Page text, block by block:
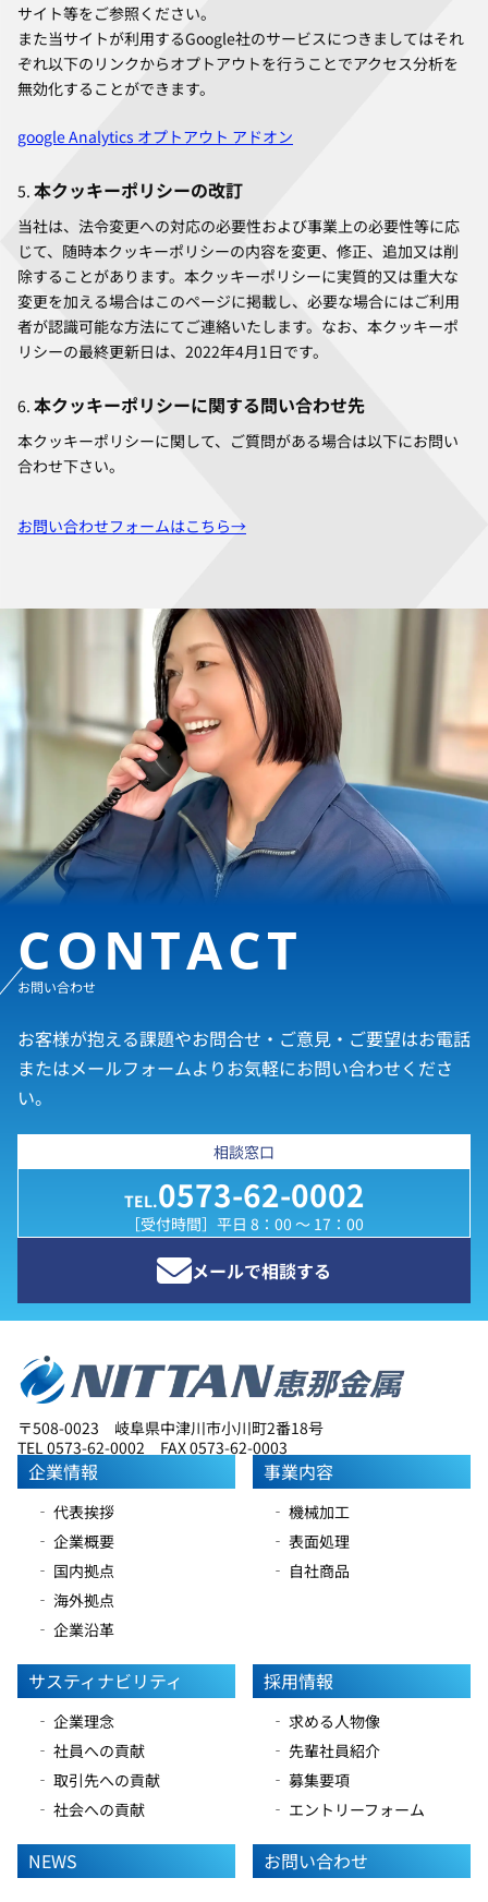
サイト等をご参照ください。
また当サイトが利用するGoogle社のサービスにつきましてはそれ
ぞれ以下のリンクからオプトアウトを行うことでアクセス分析を
無効化することができます。
google Analytics オプトアウト アドオン
本クッキーポリシーの改訂
当社は、法令変更への対応の必要性および事業上の必要性等に応
じて、随時本クッキーポリシーの内容を変更、修正、追加又は削
除することがあります。本クッキーポリシーに実質的又は重大な
変更を加える場合はこのページに掲載し、必要な場合にはご利用
者が認識可能な方法にてご連絡いたします。なお、本クッキーポ
リシーの最終更新日は、2022年4月1日です。
本クッキーポリシーに関する問い合わせ先
本クッキーポリシーに関して、ご質問がある場合は以下にお問い
合わせ下さい。
お問い合わせフォームはこちら→
CONTACT
お問い合わせ
お客様が抱える課題やお問合せ・ご意見・ご要望はお電話
またはメールフォームよりお気軽にお問い合わせくださ
い。
相談窓口
TEL.0573-62-0002
［受付時間］平日 8：00 ～ 17：00
メールで相談する
〒508-0023 岐阜県中津川市小川町2番18号
TEL 0573-62-0002 FAX 0573-62-0003
企業情報
‐ 代表挨拶
‐ 企業概要
‐ 国内拠点
‐ 海外拠点
‐ 企業沿革
事業内容
‐ 機械加工
‐ 表面処理
‐ 自社商品
サスティナビリティ
‐ 企業理念
‐ 社員への貢献
‐ 取引先への貢献
‐ 社会への貢献
採用情報
‐ 求める人物像
‐ 先輩社員紹介
‐ 募集要項
‐ エントリーフォーム
NEWS お問い合わせ